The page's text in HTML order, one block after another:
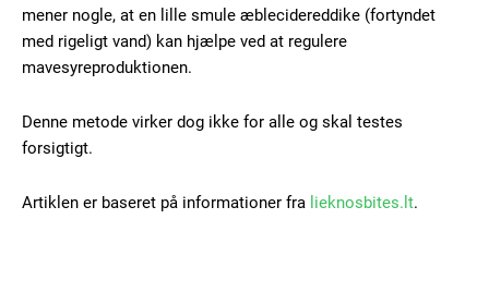
mener nogle, at en lille smule æblecidereddike (fortyndet
med rigeligt vand) kan hjælpe ved at regulere
mavesyreproduktionen.
Denne metode virker dog ikke for alle og skal testes
forsigtigt.
Artiklen er baseret på informationer fra lieknosbites.lt.